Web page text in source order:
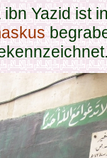
Yazid ist